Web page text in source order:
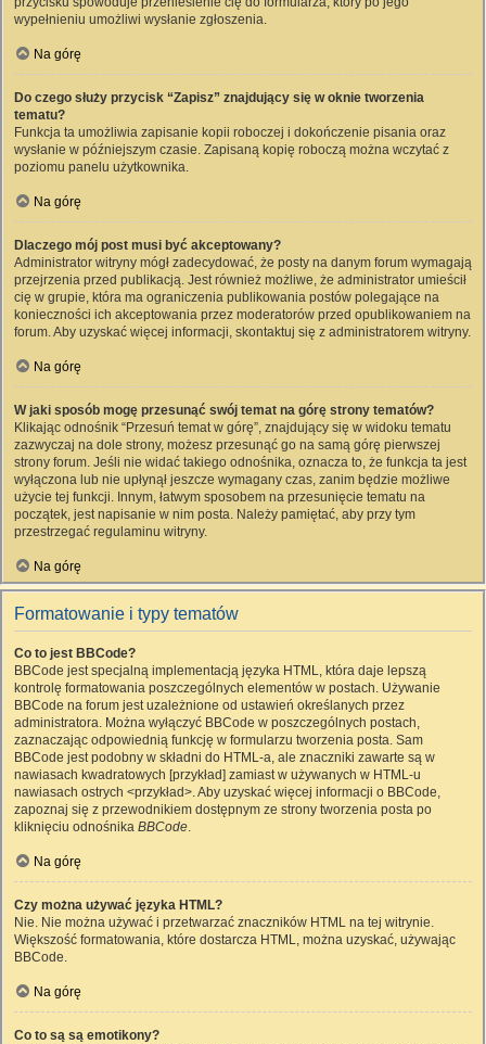
wypełnieniu umożliwi wysłanie zgłoszenia.
Na górę
Do czego służy przycisk “Zapisz” znajdujący się w oknie tworzenia
tematu?
Funkcja ta umożliwia zapisanie kopii roboczej i dokończenie pisania oraz
wysłanie w późniejszym czasie. Zapisaną kopię roboczą można wczytać z
poziomu panelu użytkownika.
Na górę
Dlaczego mój post musi być akceptowany?
Administrator witryny mógł zadecydować, że posty na danym forum wymagają
przejrzenia przed publikacją. Jest również możliwe, że administrator umieścił
cię w grupie, która ma ograniczenia publikowania postów polegające na
konieczności ich akceptowania przez moderatorów przed opublikowaniem na
forum. Aby uzyskać więcej informacji, skontaktuj się z administratorem witryny.
Na górę
W jaki sposób mogę przesunąć swój temat na górę strony tematów?
Klikając odnośnik “Przesuń temat w górę”, znajdujący się w widoku tematu
zazwyczaj na dole strony, możesz przesunąć go na samą górę pierwszej
strony forum. Jeśli nie widać takiego odnośnika, oznacza to, że funkcja ta jest
wyłączona lub nie upłynął jeszcze wymagany czas, zanim będzie możliwe
użycie tej funkcji. Innym, łatwym sposobem na przesunięcie tematu na
początek, jest napisanie w nim posta. Należy pamiętać, aby przy tym
przestrzegać regulaminu witryny.
Na górę
Formatowanie i typy tematów
Co to jest BBCode?
BBCode jest specjalną implementacją języka HTML, która daje lepszą
kontrolę formatowania poszczególnych elementów w postach. Używanie
BBCode na forum jest uzależnione od ustawień określanych przez
administratora. Można wyłączyć BBCode w poszczególnych postach,
zaznaczając odpowiednią funkcję w formularzu tworzenia posta. Sam
BBCode jest podobny w składni do HTML-a, ale znaczniki zawarte są w
nawiasach kwadratowych [przykład] zamiast w używanych w HTML-u
nawiasach ostrych <przykład>. Aby uzyskać więcej informacji o BBCode,
zapoznaj się z przewodnikiem dostępnym ze strony tworzenia posta po
kliknięciu odnośnika BBCode.
Na górę
Czy można używać języka HTML?
Nie. Nie można używać i przetwarzać znaczników HTML na tej witrynie.
Większość formatowania, które dostarcza HTML, można uzyskać, używając
BBCode.
Na górę
Co to są są emotikony?